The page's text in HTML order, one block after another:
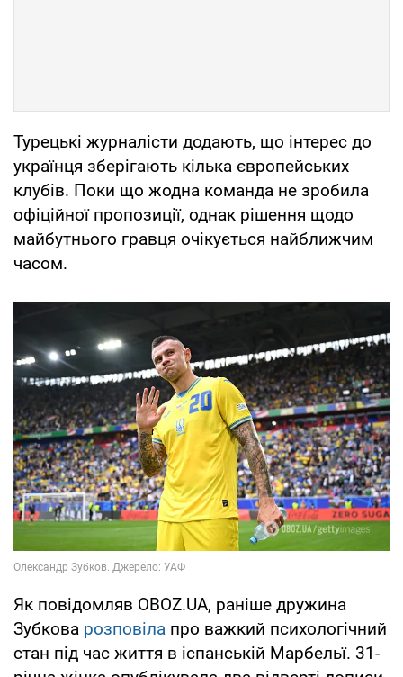
Турецькі журналісти додають, що інтерес до
українця зберігають кілька європейських
клубів. Поки що жодна команда не зробила
офіційної пропозиції, однак рішення щодо
майбутнього гравця очікується найближчим
часом.
Як повідомляв OBOZ.UA, раніше дружина
Зубкова розповіла про важкий психологічний
стан під час життя в іспанській Марбельї. 31-